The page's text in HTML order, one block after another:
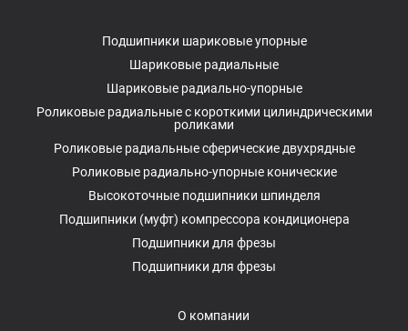
Подшипники шариковые упорные
Шариковые радиальные
Шариковые радиально-упорные
Роликовые радиальные с короткими цилиндрическими
роликами
Роликовые радиальные сферические двухрядные
Роликовые радиально-упорные конические
Высокоточные подшипники шпинделя
Подшипники (муфт) компрессора кондиционера
Подшипники для фрезы
Подшипники для фрезы
О компании